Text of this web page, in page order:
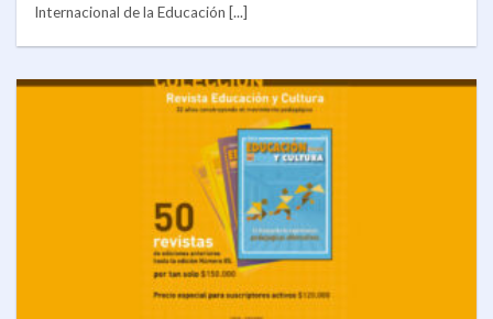
Internacional de la Educación [...]